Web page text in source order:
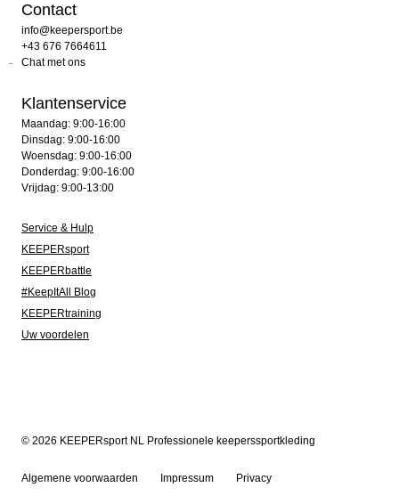
Contact
info@keepersport.be
+43 676 7664611
Chat met ons
Klantenservice
Maandag: 9:00-16:00
Dinsdag: 9:00-16:00
Woensdag: 9:00-16:00
Donderdag: 9:00-16:00
Vrijdag: 9:00-13:00
Service & Hulp
KEEPERsport
KEEPERbattle
#KeepItAll Blog
KEEPERtraining
Uw voordelen
© 2026 KEEPERsport NL Professionele keeperssportkleding
Algemene voorwaarden Impressum Privacy